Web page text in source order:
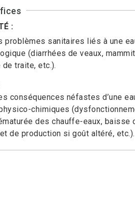
:
problèmes sanitaires liés à une
(diarrhées de veaux,
de traite, etc.).
conséquences néfastes d’une
chimiques
des chauffe-eaux, baisse
de production si goût altéré, etc.).